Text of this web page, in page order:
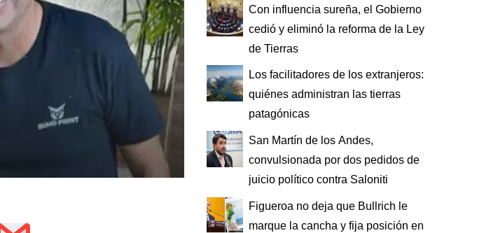
Con influencia sureña, el Gobierno
cedió y eliminó la reforma de la Ley
de Tierras
Los facilitadores de los extranjeros:
quiénes administran las tierras
patagónicas
San Martín de los Andes,
convulsionada por dos pedidos de
juicio político contra Saloniti
Figueroa no deja que Bullrich le
marque la cancha y fija posición en